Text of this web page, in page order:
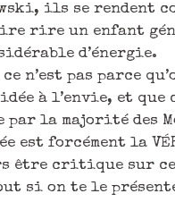
ils se rendent
rire un enfant
d’énergie.
n’est pas parce
à l’envie, et que
par la majorité des
est forcément la
être critique sur ce
si on te le présente